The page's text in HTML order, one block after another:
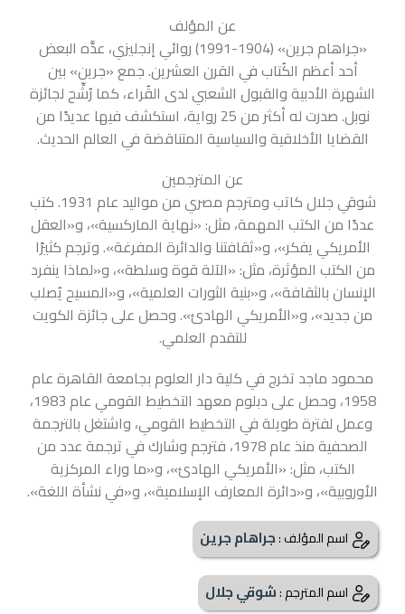
عن المؤلف
«جراهام جرين» (1904-1991) روائي إنجليزي، عدَّه البعض
أحد أعظم الكُتاب في القرن العشرين. جمع «جرين» بين
الشهرة الأدبية والقبول الشعبي لدى القُراء، كما رُشِّح لجائزة
نوبل. صدرت له أكثر من 25 رواية، استكشف فيها عديدًا من
القضايا الأخلاقية والسياسية المتناقضة في العالم الحديث.
عن المترجمين
شوقي جلال كاتب ومترجم مصري من مواليد عام 1931. كتب
عددًا من الكتب المهمة، مثل: «نهاية الماركسية»، و«العقل
الأمريكي يفكر»، و«ثقافتنا والدائرة المفرغة». وترجم كثيرًا
من الكتب المؤثرة، مثل: «الآلة قوة وسلطة»، و«لماذا ينفرد
الإنسان بالثقافة»، و«بنية الثورات العلمية»، و«المسيح يُصلب
من جديد»، و«الأمريكي الهادئ». وحصل على جائزة الكويت
للتقدم العلمي.
محمود ماجد تخرج في كلية دار العلوم بجامعة القاهرة عام
1958، وحصل على دبلوم معهد التخطيط القومي عام 1983،
وعمل لفترة طويلة في التخطيط القومي، واشتغل بالترجمة
الصحفية منذ عام 1978، فترجم وشارك في ترجمة عدد من
الكتب، مثل: «الأمريكي الهادئ»، و«ما وراء المركزية
الأوروبية»، و«دائرة المعارف الإسلامية»، و«في نشأة اللغة».
اسم المؤلف :جراهام جرين
اسم المترجم :شوقي جلال